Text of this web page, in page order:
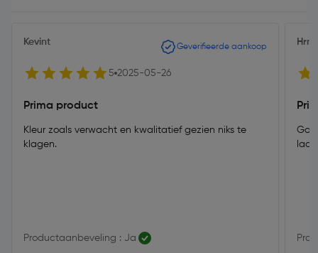
Kevint Geverifieerde aankoop
5 2025-05-26
Prima product
Kleur zoals verwacht en kwalitatief gezien niks te
klagen.
Productaanbeveling : Ja
laat